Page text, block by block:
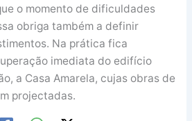
o momento de dificuldades
obriga também a definir
Na prática fica
imediata do edifício
a Casa Amarela, cujas obras de
projectadas.